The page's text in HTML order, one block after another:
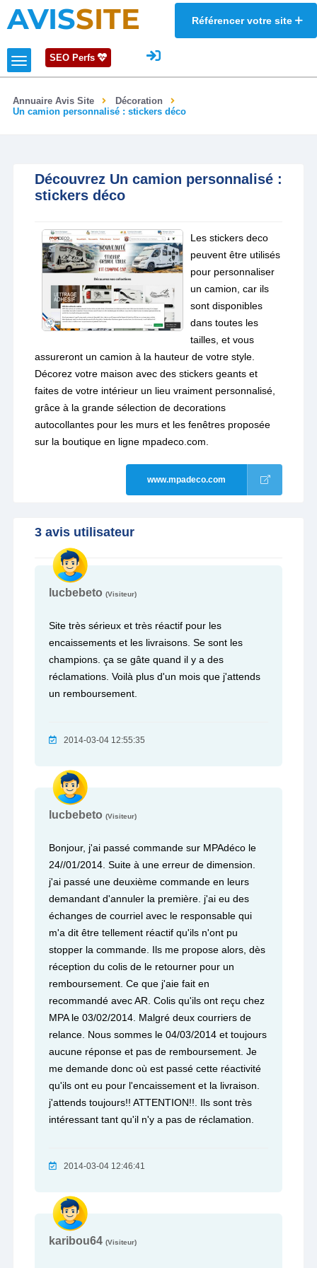
AVISSITE Référencer votre site
SEO Perfs
Annuaire Avis Site
Décoration
Un camion personnalisé : stickers déco
Découvrez Un camion personnalisé :
stickers déco
Les stickers deco
peuvent être utilisés
pour personnaliser
un camion, car ils
sont disponibles
dans toutes les
tailles, et vous
assureront un camion à la hauteur de votre style.
Décorez votre maison avec des stickers geants et
faites de votre intérieur un lieu vraiment personnalisé,
grâce à la grande sélection de decorations
autocollantes pour les murs et les fenêtres proposée
sur la boutique en ligne mpadeco.com.
www.mpadeco.com
3 avis utilisateur
lucbebeto (Visiteur)
Site très sérieux et très réactif pour les
encaissements et les livraisons. Se sont les
champions. ça se gâte quand il y a des
réclamations. Voilà plus d'un mois que j'attends
un remboursement.
2014-03-04 12:55:35
lucbebeto (Visiteur)
Bonjour, j'ai passé commande sur MPAdéco le
24//01/2014. Suite à une erreur de dimension.
j'ai passé une deuxième commande en leurs
demandant d'annuler la première. j'ai eu des
échanges de courriel avec le responsable qui
m'a dit être tellement réactif qu'ils n'ont pu
stopper la commande. Ils me propose alors, dès
réception du colis de le retourner pour un
remboursement. Ce que j'aie fait en
recommandé avec AR. Colis qu'ils ont reçu chez
MPA le 03/02/2014. Malgré deux courriers de
relance. Nous sommes le 04/03/2014 et toujours
aucune réponse et pas de remboursement. Je
me demande donc où est passé cette réactivité
qu'ils ont eu pour l'encaissement et la livraison.
j'attends toujours!! ATTENTION!!. Ils sont très
intéressant tant qu'il n'y a pas de réclamation.
2014-03-04 12:46:41
karibou64 (Visiteur)